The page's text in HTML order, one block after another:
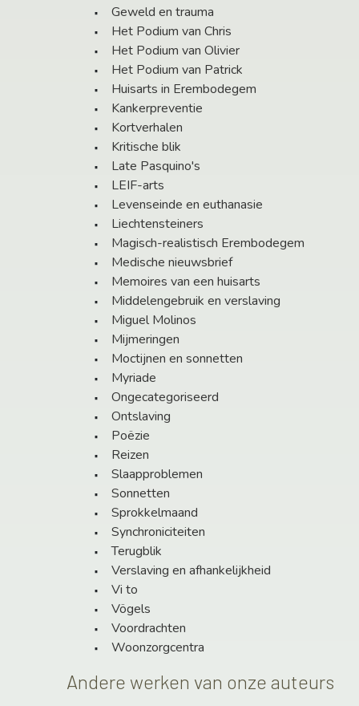
Geweld en trauma
Het Podium van Chris
Het Podium van Olivier
Het Podium van Patrick
Huisarts in Erembodegem
Kankerpreventie
Kortverhalen
Kritische blik
Late Pasquino's
LEIF-arts
Levenseinde en euthanasie
Liechtensteiners
Magisch-realistisch Erembodegem
Medische nieuwsbrief
Memoires van een huisarts
Middelengebruik en verslaving
Miguel Molinos
Mijmeringen
Moctijnen en sonnetten
Myriade
Ongecategoriseerd
Ontslaving
Poëzie
Reizen
Slaapproblemen
Sonnetten
Sprokkelmaand
Synchroniciteiten
Terugblik
Verslaving en afhankelijkheid
Vi to
Vögels
Voordrachten
Woonzorgcentra
Andere werken van onze auteurs